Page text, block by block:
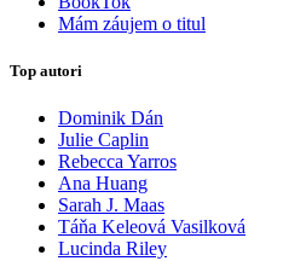
Mám záujem o titul
Top autori
Dominik Dán
Julie Caplin
Rebecca Yarros
Ana Huang
Sarah J. Maas
Táňa Keleová Vasilková
Lucinda Riley